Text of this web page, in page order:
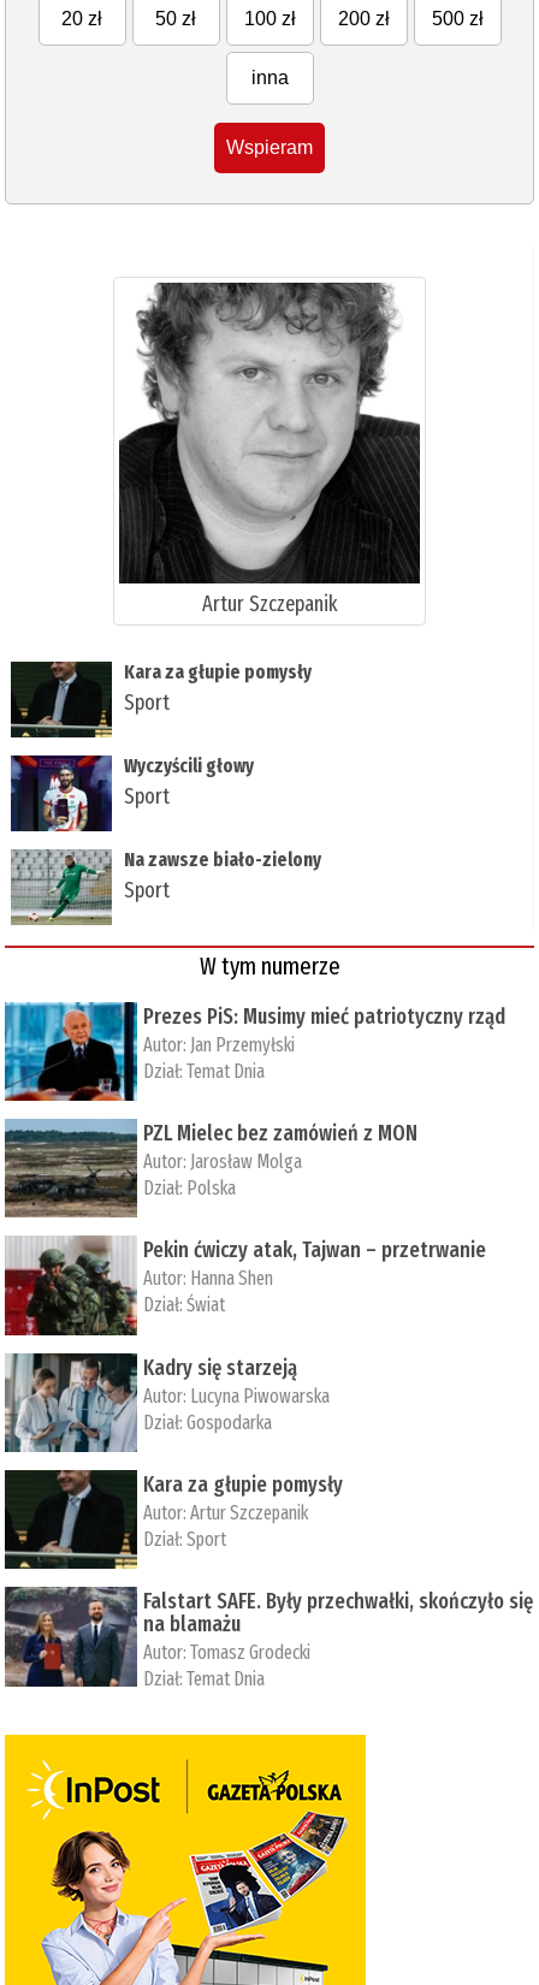
20 zł 50 zł 100 zł 200 zł 500 zł
inna
Wspieram
Artur Szczepanik
Kara za głupie pomysły
Sport
Wyczyścili głowy
Sport
Na zawsze biało-zielony
Sport
W tym numerze
Prezes PiS: Musimy mieć patriotyczny rząd
Autor: Jan Przemyłski
Dział:Temat Dnia
PZL Mielec bez zamówień z MON
Autor: Jarosław Molga
Dział: Polska
Pekin ćwiczy atak, Tajwan – przetrwanie
Autor: ­Hanna Shen
Dział:Świat
Kadry się starzeją
Autor: Lucyna Piwowarska
Dział:Gospodarka
Kara za głupie pomysły
Autor:Artur Szczepanik
Dział:Sport
Falstart SAFE. Były przechwałki, skończyło się
na blamażu
Autor:Tomasz Grodecki
Dział:Temat Dnia